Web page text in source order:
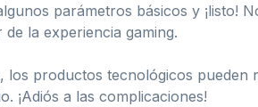
parámetros básicos y ¡listo!
de la experiencia gaming.
los productos tecnológicos pueden
¡Adiós a las complicaciones!